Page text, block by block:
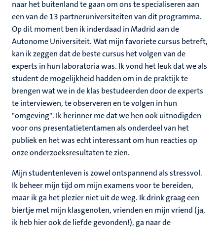
naar het buitenland te gaan om ons te specialiseren aan
een van de 13 partneruniversiteiten van dit programma.
Op dit moment ben ik inderdaad in Madrid aan de
Autonome Universiteit. Wat mijn favoriete cursus betreft,
kan ik zeggen dat de beste cursus het volgen van de
experts in hun laboratoria was. Ik vond het leuk dat we als
student de mogelijkheid hadden om in de praktijk te
brengen wat we in de klas bestudeerden door de experts
te interviewen, te observeren en te volgen in hun
"omgeving". Ik herinner me dat we hen ook uitnodigden
voor ons presentatietentamen als onderdeel van het
publiek en het was echt interessant om hun reacties op
onze onderzoeksresultaten te zien.
Mijn studentenleven is zowel ontspannend als stressvol.
Ik beheer mijn tijd om mijn examens voor te bereiden,
maar ik ga het plezier niet uit de weg. Ik drink graag een
biertje met mijn klasgenoten, vrienden en mijn vriend (ja,
ik heb hier ook de liefde gevonden!), ga naar de